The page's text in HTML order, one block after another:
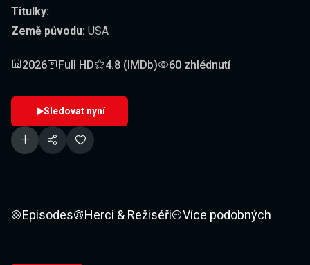
Titulky:
Země původu: USA
2026 Full HD 4.8 (IMDb) 60 zhlédnutí
Sledovat nyní
Episodes Herci & Režiséři Více podobných